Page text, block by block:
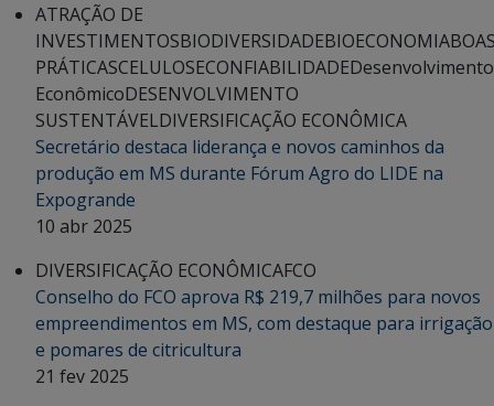
ATRAÇÃO DE
INVESTIMENTOSBIODIVERSIDADEBIOECONOMIA
PRÁTICASCELULOSECONFIABILIDADEDesenvolvimento
EconômicoDESENVOLVIMENTO
SUSTENTÁVELDIVERSIFICAÇÃO ECONÔMICA
Secretário destaca liderança e novos caminhos da
produção em MS durante Fórum Agro do LIDE na
Expogrande
10 abr 2025
DIVERSIFICAÇÃO ECONÔMICAFCO
Conselho do FCO aprova R$ 219,7 milhões para novos
empreendimentos em MS, com destaque para irrigação
e pomares de citricultura
21 fev 2025